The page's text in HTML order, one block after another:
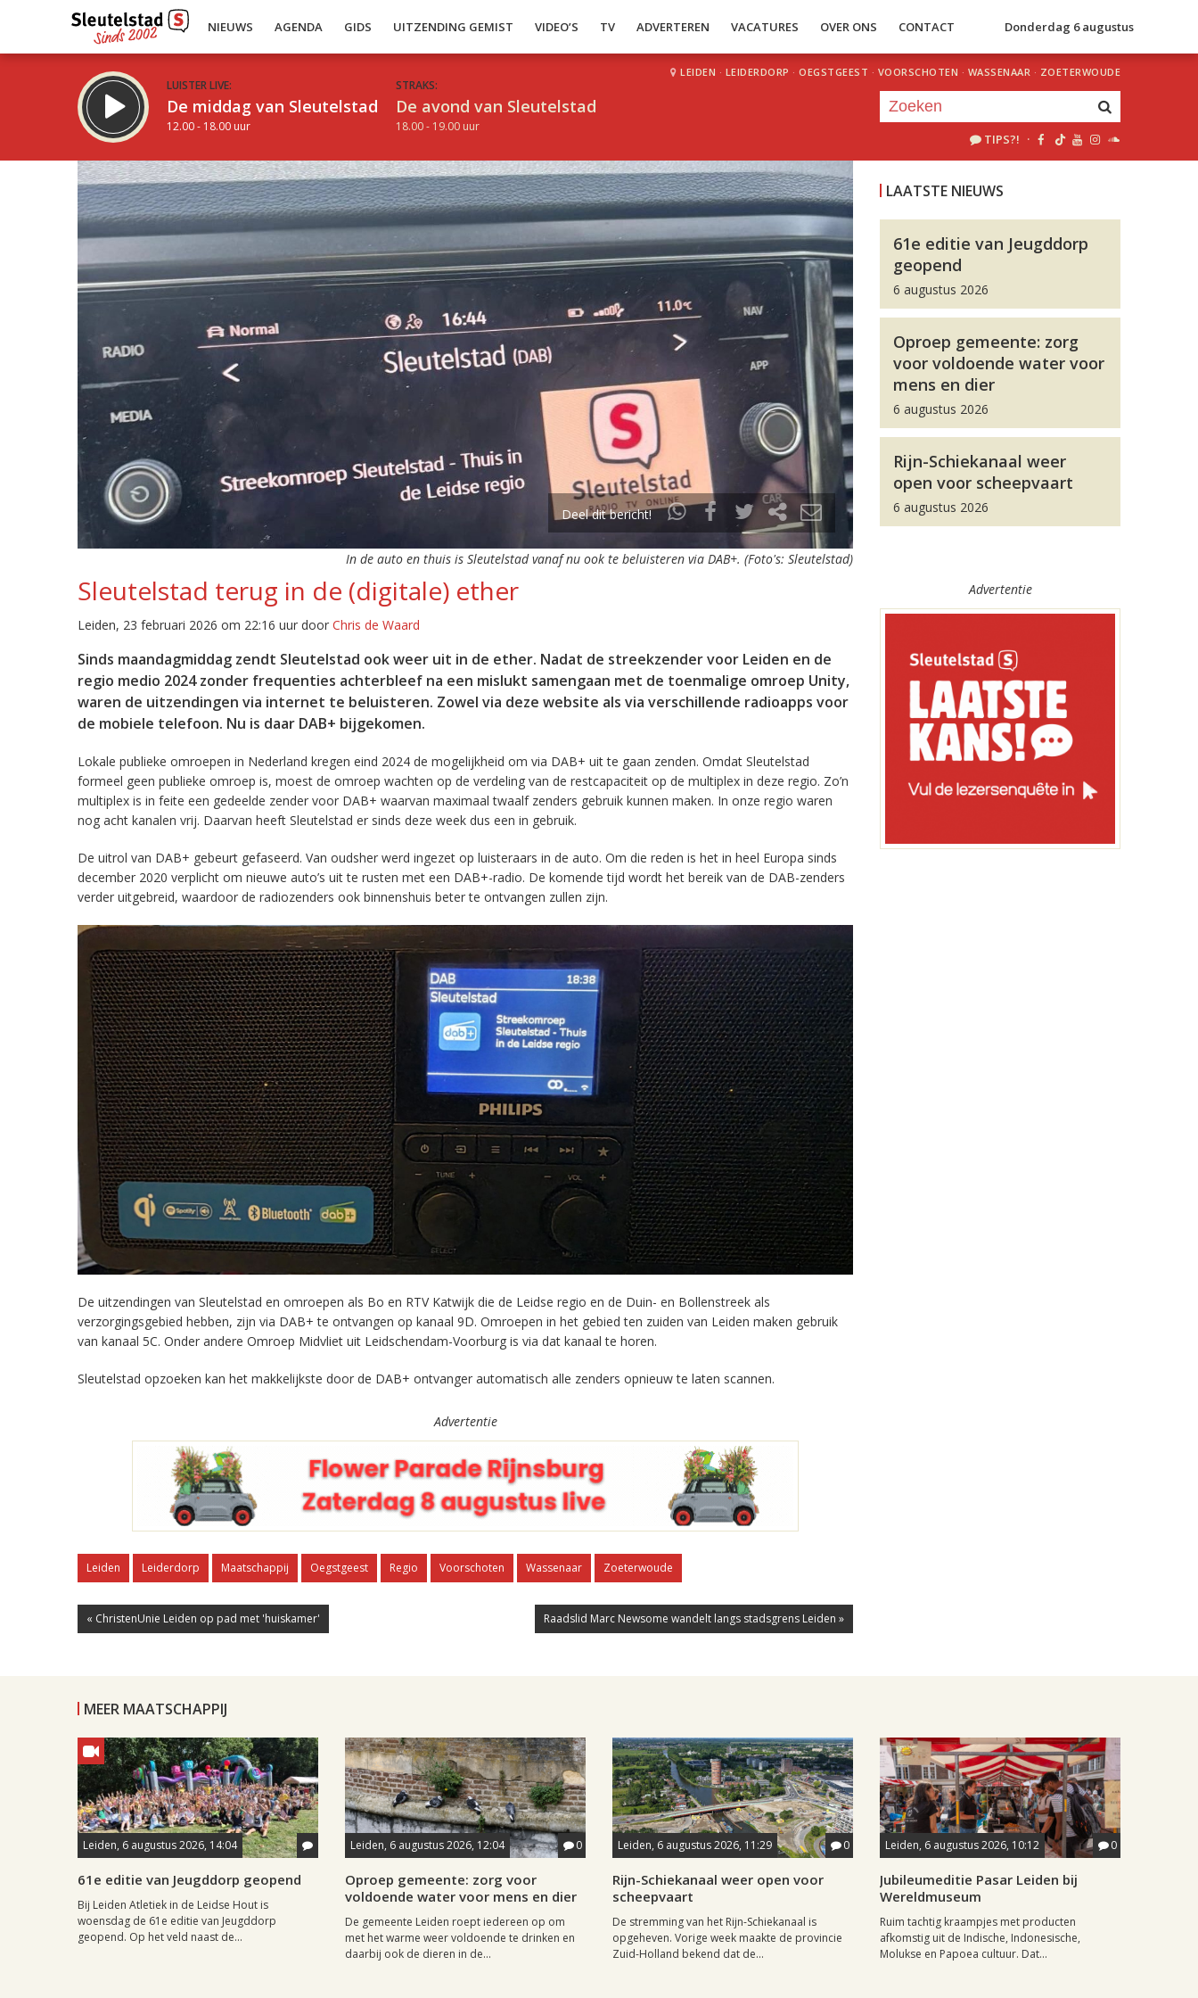
NIEUWS AGENDA GIDS UITZENDING GEMIST VIDEO’S TV ADVERTEREN VACATURES OVER ONS CONTACT Donderdag 6 augustus
LUISTER LIVE:
De middag van Sleutelstad
12.00 - 18.00 uur
STRAKS:
De avond van Sleutelstad
18.00 - 19.00 uur
LEIDEN · LEIDERDORP · OEGSTGEEST · VOORSCHOTEN · WASSENAAR · ZOETERWOUDE
TIPS?! ·
Deel dit bericht!
In de auto en thuis is Sleutelstad vanaf nu ook te beluisteren via DAB+. (Foto's: Sleutelstad)
Sleutelstad terug in de (digitale) ether
Leiden, 23 februari 2026 om 22:16 uur door Chris de Waard
Sinds maandagmiddag zendt Sleutelstad ook weer uit in de ether. Nadat de streekzender voor Leiden en de
regio medio 2024 zonder frequenties achterbleef na een mislukt samengaan met de toenmalige omroep Unity,
waren de uitzendingen via internet te beluisteren. Zowel via deze website als via verschillende radioapps voor
de mobiele telefoon. Nu is daar DAB+ bijgekomen.
Lokale publieke omroepen in Nederland kregen eind 2024 de mogelijkheid om via DAB+ uit te gaan zenden. Omdat Sleutelstad
formeel geen publieke omroep is, moest de omroep wachten op de verdeling van de restcapaciteit op de multiplex in deze regio. Zo’n
multiplex is in feite een gedeelde zender voor DAB+ waarvan maximaal twaalf zenders gebruik kunnen maken. In onze regio waren
nog acht kanalen vrij. Daarvan heeft Sleutelstad er sinds deze week dus een in gebruik.
De uitrol van DAB+ gebeurt gefaseerd. Van oudsher werd ingezet op luisteraars in de auto. Om die reden is het in heel Europa sinds
december 2020 verplicht om nieuwe auto’s uit te rusten met een DAB+-radio. De komende tijd wordt het bereik van de DAB-zenders
verder uitgebreid, waardoor de radiozenders ook binnenshuis beter te ontvangen zullen zijn.
De uitzendingen van Sleutelstad en omroepen als Bo en RTV Katwijk die de Leidse regio en de Duin- en Bollenstreek als
verzorgingsgebied hebben, zijn via DAB+ te ontvangen op kanaal 9D. Omroepen in het gebied ten zuiden van Leiden maken gebruik
van kanaal 5C. Onder andere Omroep Midvliet uit Leidschendam-Voorburg is via dat kanaal te horen.
Sleutelstad opzoeken kan het makkelijkste door de DAB+ ontvanger automatisch alle zenders opnieuw te laten scannen.
Advertentie
Leiden Leiderdorp Maatschappij Oegstgeest Regio Voorschoten Wassenaar Zoeterwoude
« ChristenUnie Leiden op pad met 'huiskamer' Raadslid Marc Newsome wandelt langs stadsgrens Leiden »
LAATSTE NIEUWS
61e editie van Jeugddorp
geopend
6 augustus 2026
Oproep gemeente: zorg
voor voldoende water voor
mens en dier
6 augustus 2026
Rijn-Schiekanaal weer
open voor scheepvaart
6 augustus 2026
Advertentie
MEER MAATSCHAPPIJ
Leiden, 6 augustus 2026, 14:04
61e editie van Jeugddorp geopend
Bij Leiden Atletiek in de Leidse Hout is
woensdag de 61e editie van Jeugddorp
geopend. Op het veld naast de...
Leiden, 6 augustus 2026, 12:04 0
Oproep gemeente: zorg voor
voldoende water voor mens en dier
De gemeente Leiden roept iedereen op om
met het warme weer voldoende te drinken en
daarbij ook de dieren in de...
Leiden, 6 augustus 2026, 11:29 0
Rijn-Schiekanaal weer open voor
scheepvaart
De stremming van het Rijn-Schiekanaal is
opgeheven. Vorige week maakte de provincie
Zuid-Holland bekend dat de...
Leiden, 6 augustus 2026, 10:12 0
Jubileumeditie Pasar Leiden bij
Wereldmuseum
Ruim tachtig kraampjes met producten
afkomstig uit de Indische, Indonesische,
Molukse en Papoea cultuur. Dat...